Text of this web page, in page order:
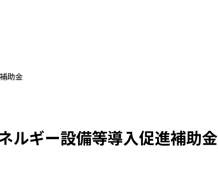
助金
ルギー設備等導入促進補助金